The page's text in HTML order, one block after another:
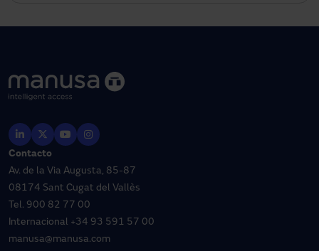
Contacto
Av. de la Via Augusta, 85-87
08174 Sant Cugat del Vallès
Tel. 900 82 77 00
Internacional +34 93 591 57 00
manusa@manusa.com